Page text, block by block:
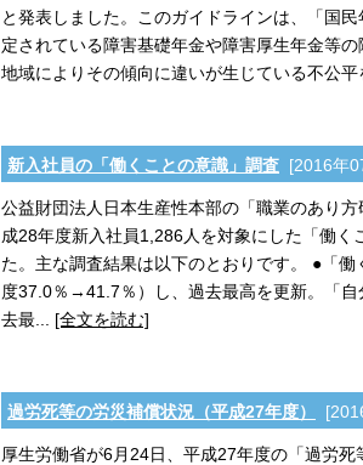
と発表しました。このガイドラインは、「国
定されている障害基礎年金や障害厚生年金等
地域によりその傾向に違いが生じている不公平
新入社員の「働くことの意識」調査 [2016年
公益財団法人日本生産性本部の「職業のあり
成28年度新入社員1,286人を対象にした「働
た。主な調査結果は以下のとおりです。 ●「
度37.0％→41.7％）し、過去最高を更新。「
去最... [全文を読む]
過労死等の労災補償状況（平成27年度）
厚生労働省が6月24日、平成27年度の「過労